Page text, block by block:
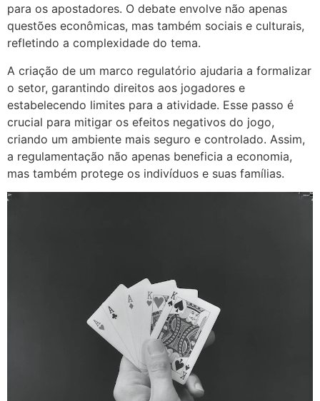
para os apostadores. O debate envolve não apenas
questões econômicas, mas também sociais e culturais,
refletindo a complexidade do tema.
A criação de um marco regulatório ajudaria a formalizar
o setor, garantindo direitos aos jogadores e
estabelecendo limites para a atividade. Esse passo é
crucial para mitigar os efeitos negativos do jogo,
criando um ambiente mais seguro e controlado. Assim,
a regulamentação não apenas beneficia a economia,
mas também protege os indivíduos e suas famílias.